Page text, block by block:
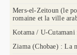
Mers-el-Zeitoun (le
romaine et la ville
Kotama / U-Cutamani
Ziama (Chobae) : La